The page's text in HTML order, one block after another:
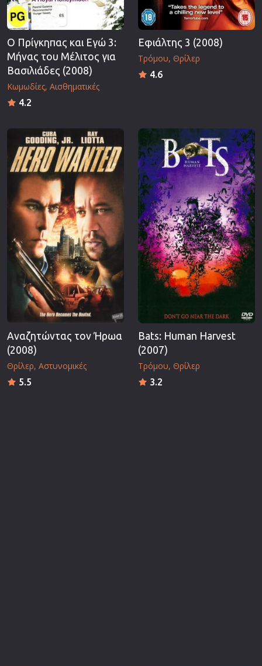
O Πρίγκηπας και Εγώ 3:
Μήνας του Μέλιτος για
Βασιλιάδες (2008)
Κωμωδίες Αισθηματικές
4.2
Εφιάλτης 3 (2008)
Τρόμου Θρίλερ
4.6
Αναζητώντας τον Ήρωα
(2008)
Θρίλερ Αστυνομικές
5.5
Bats: Human Harvest
(2007)
Τρόμου Θρίλερ
3.2